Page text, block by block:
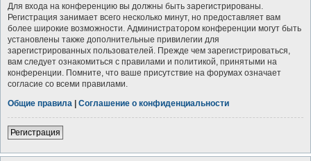
Для входа на конференцию вы должны быть зарегистрированы.
Регистрация занимает всего несколько минут, но предоставляет вам
более широкие возможности. Администратором конференции могут быть
установлены также дополнительные привилегии для
зарегистрированных пользователей. Прежде чем зарегистрироваться,
вам следует ознакомиться с правилами и политикой, принятыми на
конференции. Помните, что ваше присутствие на форумах означает
согласие со всеми правилами.
Общие правила | Соглашение о конфиденциальности
Регистрация